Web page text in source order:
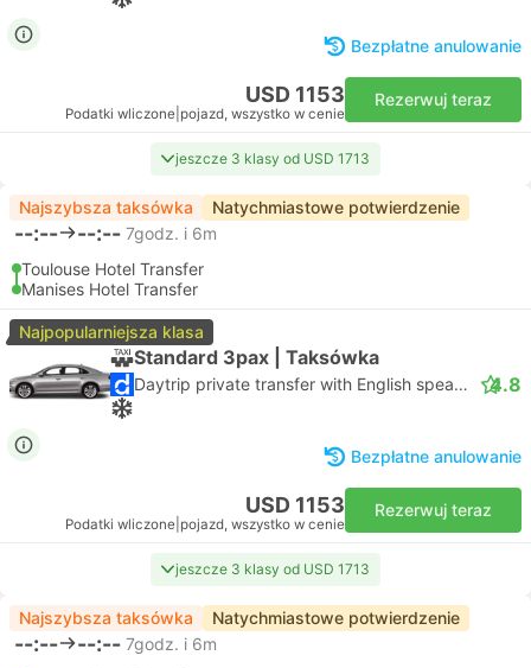
Bezpłatne anulowanie
USD 1153
Podatki wliczone pojazd, wszystko w cenie
Rezerwuj teraz
jeszcze 3 klasy od USD 1713
Najszybsza taksówka Natychmiastowe potwierdzenie
--:-- --:-- 7godz. i 6m
Toulouse Hotel Transfer
Manises Hotel Transfer
Najpopularniejsza klasa
Standard 3pax | Taksówka
Daytrip private transfer with English speaking driver 4.8
Bezpłatne anulowanie
USD 1153
Podatki wliczone pojazd, wszystko w cenie
Rezerwuj teraz
jeszcze 3 klasy od USD 1713
Najszybsza taksówka Natychmiastowe potwierdzenie
--:-- --:-- 7godz. i 6m